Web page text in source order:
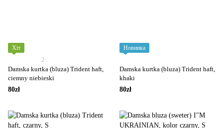
Хіт
2
Damska kurtka (bluza) Trident haft,
ciemny niebieski
80zł
Новинка
Damska kurtka (bluza) Trident haft,
khaki
80zł